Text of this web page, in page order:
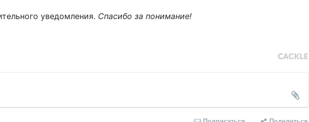
уведомления. Спасибо за понимание!